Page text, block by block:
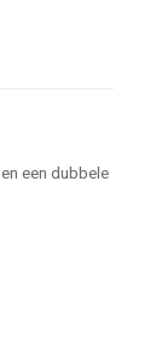
een dubbele